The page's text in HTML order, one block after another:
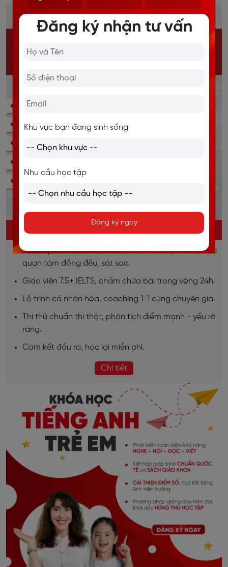
Sĩ số lớp nhỏ (7-10 học viên), đảm bảo học viên được
quan tâm đồng đều, sát sao.
Giáo viên 7.5+ IELTS, chấm chữa bài trong vòng 24h.
Lộ trình cá nhân hóa, coaching 1-1 cùng chuyên gia.
Thi thử chuẩn thi thật, phân tích điểm mạnh - yếu rõ
ràng.
Cam kết đầu ra, học lại miễn phí.
Chi tiết
Đăng ký nhận tư vấn
Khu vực bạn đang sinh sống
Nhu cầu học tập
Đăng ký ngay